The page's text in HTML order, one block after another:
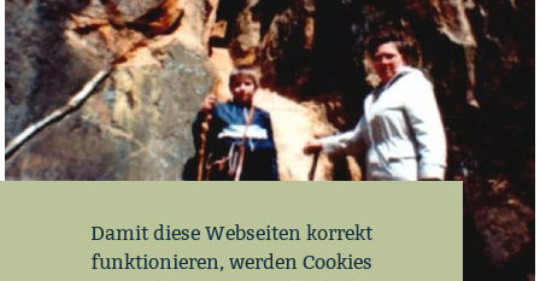
Damit diese Webseiten korrekt
funktionieren, werden Cookies